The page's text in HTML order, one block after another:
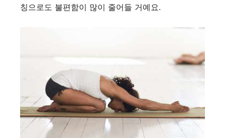
칭으로도 불편함이 많이 줄어들 거예요.